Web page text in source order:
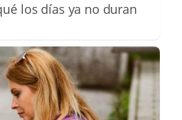
los días ya no duran